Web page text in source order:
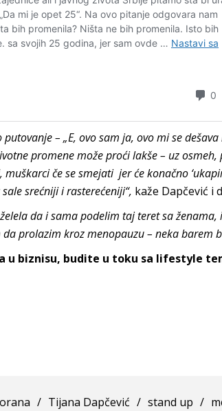
– „E, ovo sam ja, ovo mi se
promene može proći lakše – uz
če se smejati jer će konačno
srećniji i rasterećeniji“, kaže Dapčević i
da i sama podelim taj teret sa
prolazim kroz menopauzu – neka barem
u biznisu, budite u toku sa lifestyle
/ Tijana Dapčević / stand up /